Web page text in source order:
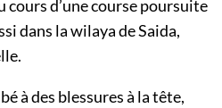
cours d’une course poursuite
dans la wilaya de Saida,
à des blessures à la tête,